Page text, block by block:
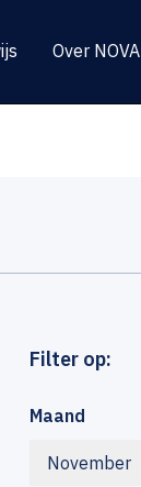
Over NOVA
Filter op:
Maand
November